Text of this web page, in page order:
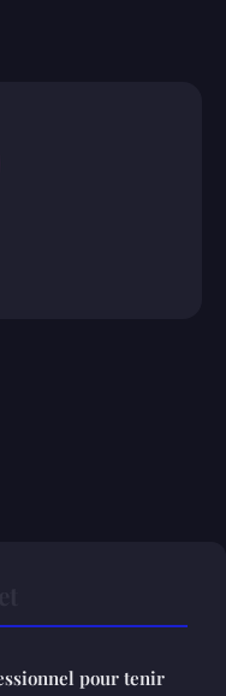
pour tenir